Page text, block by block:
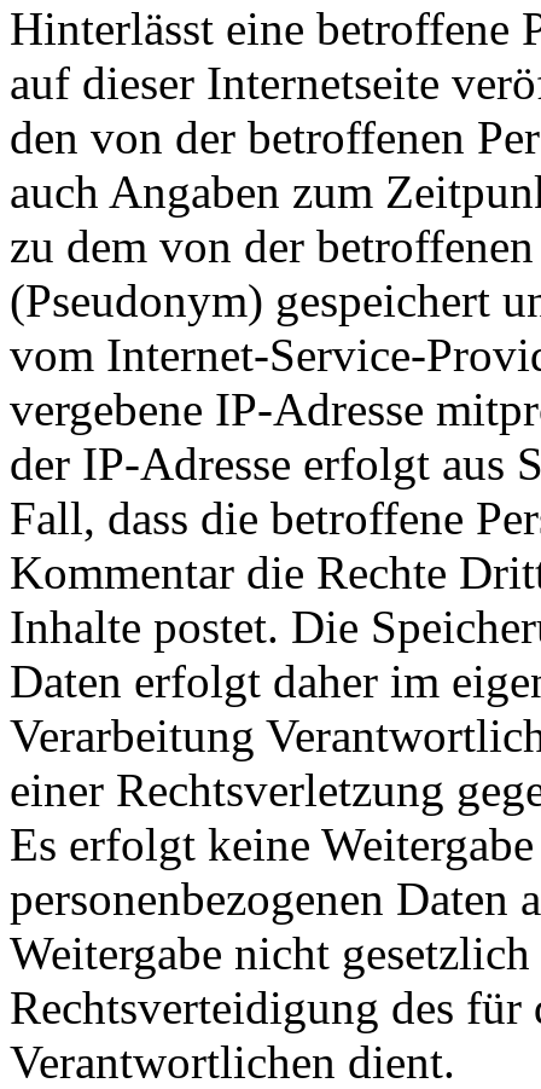
Hinterlässt eine betroffene
auf dieser Internetseite
den von der betroffenen
auch Angaben zum
zu dem von der
(Pseudonym) gespeichert
vom Internet-Service-
vergebene IP-Adresse
der IP-Adresse erfolgt aus
Fall, dass die betroffene
Kommentar die Rechte
Inhalte postet. Die
Daten erfolgt daher im
Verarbeitung
einer Rechtsverletzung
Es erfolgt keine
personenbezogenen Daten
Weitergabe nicht
Rechtsverteidigung des für
Verantwortlichen dient.